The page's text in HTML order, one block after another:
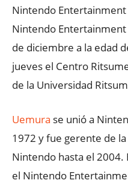
Nintendo Entertainment
Nintendo
de diciembre a la edad
jueves el Centro
de la Universidad
Uemura se unió a
1972 y fue gerente de
Nintendo hasta el 2004.
el Nintendo